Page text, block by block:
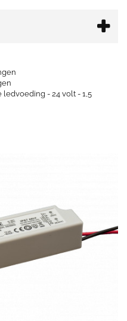
ledvoeding - 24 volt - 1,5